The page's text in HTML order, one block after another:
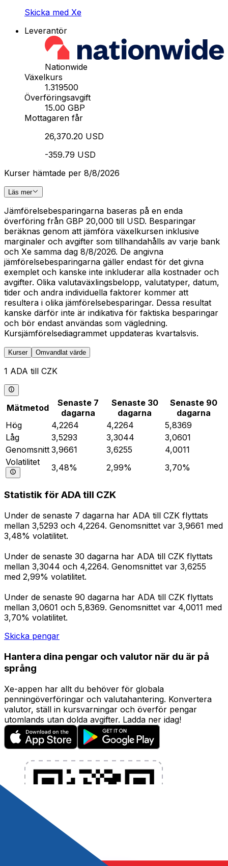
Skicka med Xe
Leverantör
Nationwide
Växelkurs
1.319500
Överföringsavgift
15.00 GBP
Mottagaren får
26,370.20 USD
-359.79 USD
Kurser hämtade per 8/8/2026
Läs mer
Jämförelsebesparingarna baseras på en enda
överföring från GBP 20,000 till USD. Besparingar
beräknas genom att jämföra växelkursen inklusive
marginaler och avgifter som tillhandahålls av varje bank
och Xe samma dag 8/8/2026. De angivna
jämförelsebesparingarna gäller endast för det givna
exemplet och kanske inte inkluderar alla kostnader och
avgifter. Olika valutaväxlingsbelopp, valutatyper, datum,
tider och andra individuella faktorer kommer att
resultera i olika jämförelsebesparingar. Dessa resultat
kanske därför inte är indikativa för faktiska besparingar
och bör endast användas som vägledning.
Kursjämförelsediagrammet uppdateras kvartalsvis.
Kurser Omvandlat värde
1 ADA till CZK
Mätmetod
Senaste 7
dagarna
Senaste 30
dagarna
Senaste 90
dagarna
Hög
4,2264 4,2264
5,8369
Låg
3,5293 3,3044
3,0601
Genomsnitt 3,9661 3,6255
4,0011
Volatilitet
3,48% 2,99% 3,70%
Statistik för ADA till CZK
Under de senaste 7 dagarna har ADA till CZK flyttats
mellan 3,5293 och 4,2264. Genomsnittet var 3,9661 med
3,48% volatilitet.
Under de senaste 30 dagarna har ADA till CZK flyttats
mellan 3,3044 och 4,2264. Genomsnittet var 3,6255
med 2,99% volatilitet.
Under de senaste 90 dagarna har ADA till CZK flyttats
mellan 3,0601 och 5,8369. Genomsnittet var 4,0011 med
3,70% volatilitet.
Skicka pengar
Hantera dina pengar och valutor när du är på
språng
Xe-appen har allt du behöver för globala
penningöverföringar och valutahantering. Konvertera
valutor, ställ in kursvarningar och överför pengar
utomlands utan dolda avgifter. Ladda ner idag!